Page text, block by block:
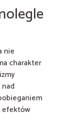
nie
charakter
efektów